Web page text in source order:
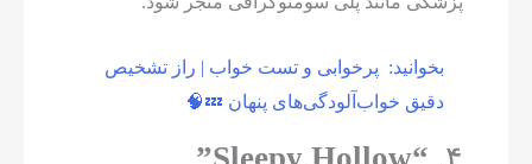
بخوانید: پرخوابی و تست خواب | راز تشخیص
دقیق خواب‌آلودگی‌های پنهان 💤🧠